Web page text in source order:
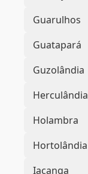
Guarulhos
Guatapará
Guzolândia
Herculândia
Holambra
Hortolândia
Iacanga